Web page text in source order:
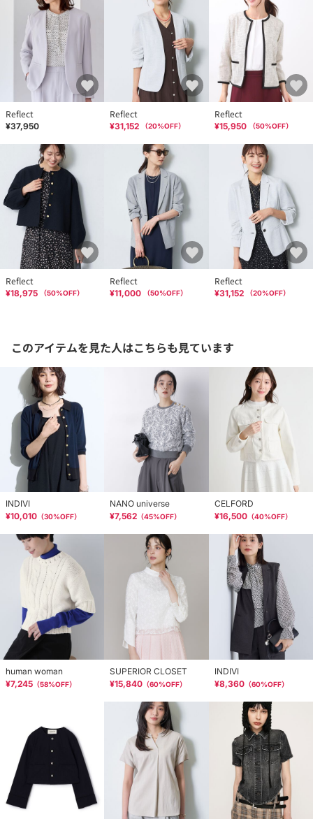
Reflect
¥37,950
Reflect
¥31,152 （20%OFF）
Reflect
¥15,950 （50%OFF）
Reflect
¥18,975 （50%OFF）
Reflect
¥11,000 （50%OFF）
Reflect
¥31,152 （20%OFF）